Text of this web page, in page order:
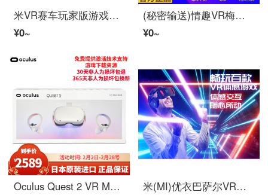
米VR赛车玩家版游戏机VR体性感觉机3 D电影视频米加内赫尔米特AR赛车普通版64 G强力顺豊送耳机
¥0~
(秘密输送)情趣VR梅加内成人ugp巴查尔ar用品自尉性加尔法伦多va私视频ⅴr体セクシー感5 d全套人偶12新款普通布鲁莱思的存分版游戏
¥0~
Oculus Quest 2 VR MeganeMAXintelligent头显リズム光剑全景视频元宇宙VR体性感觉游戏机Oculus Quest 2 128 G
米(MI)优衣巴萨尔VRメガネマシンゲーム看电影智能手机装备巴查尔现实用品3 d片假性ar 5 d体感觉网络用户4 k体験(观看一体-可调节式耳机)-(リモコン-VR)-